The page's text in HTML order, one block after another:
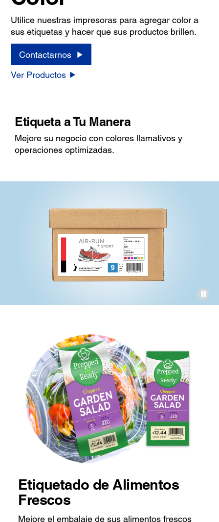
Utilice nuestras impresoras para agregar color a
sus etiquetas y hacer que sus productos brillen.
Contactarnos
Ver Productos
Etiqueta a Tu Manera
Mejore su negocio con colores llamativos y
operaciones optimizadas.
Etiquetado de Alimentos
Frescos
Mejore el embalaje de sus alimentos frescos